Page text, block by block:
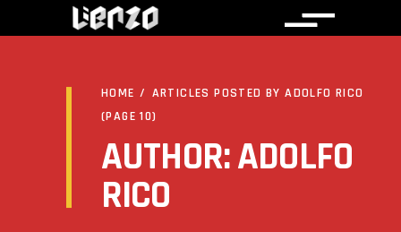
HOME/ARTICLES POSTED BY ADOLFO RICO
(PAGE 10)
AUTHOR: ADOLFO
RICO